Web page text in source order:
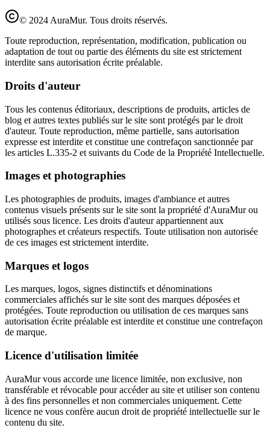
© 2024 AuraMur. Tous droits réservés.
Toute reproduction, représentation, modification, publication ou
adaptation de tout ou partie des éléments du site est strictement
interdite sans autorisation écrite préalable.
Droits d'auteur
Tous les contenus éditoriaux, descriptions de produits, articles de
blog et autres textes publiés sur le site sont protégés par le droit
d'auteur. Toute reproduction, même partielle, sans autorisation
expresse est interdite et constitue une contrefaçon sanctionnée par
les articles L.335-2 et suivants du Code de la Propriété Intellectuelle.
Images et photographies
Les photographies de produits, images d'ambiance et autres
contenus visuels présents sur le site sont la propriété d'AuraMur ou
utilisés sous licence. Les droits d'auteur appartiennent aux
photographes et créateurs respectifs. Toute utilisation non autorisée
de ces images est strictement interdite.
Marques et logos
Les marques, logos, signes distinctifs et dénominations
commerciales affichés sur le site sont des marques déposées et
protégées. Toute reproduction ou utilisation de ces marques sans
autorisation écrite préalable est interdite et constitue une contrefaçon
de marque.
Licence d'utilisation limitée
AuraMur vous accorde une licence limitée, non exclusive, non
transférable et révocable pour accéder au site et utiliser son contenu
à des fins personnelles et non commerciales uniquement. Cette
licence ne vous confère aucun droit de propriété intellectuelle sur le
contenu du site.